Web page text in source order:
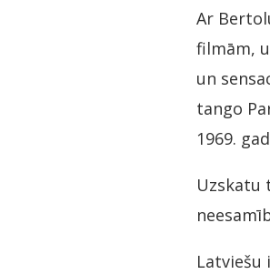
Ar
filmām,
un
tango
1969.
Uzskatu
Latviešu